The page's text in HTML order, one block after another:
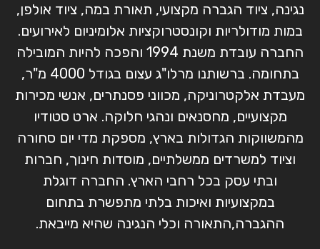
נגינה, ציוד הגברה מקצועי, תאורת במה, ציוד אולפן,
במות מודולריות וקונסטרוקציות אלומיניום לאירועים.
החברה עובדת משנת 1994 והפכה להיות המובילה
בתחומה. ברשותנו מרלו"ג עצום בגודל 4000 מ"ר,
מעבדת אלקטרוניקה, מכווני פסנתרים, אנשי מכירות
מקצועיים, מחסנאים ונהגי חלוקה. ארט סטודיו
מהמשווקות הגדולות בארץ, מספקת מדי יום סחורה
וציוד למשרדים ממשלתיים, מוסדות חינוך, חברות
ובתי עסק בכל רחבי הארץ. החברה דוגלת
במקצועיות ואיכות בלתי מתפשרת בתחום
ההגברה,התאורה וכלי הנגינה שהיא מייבאת.